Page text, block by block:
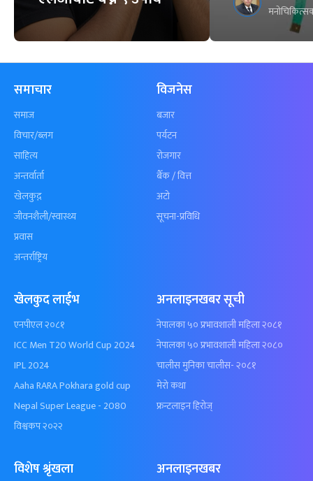
समाचार
समाज
विचार/ब्लग
साहित्य
अन्तर्वार्ता
खेलकुद़़
जीवनशैली/स्वास्थ्य
प्रवास
अन्तर्राष्ट्रिय
विजनेस
बजार
पर्यटन
रोजगार
बैँक / वित्त
अटो
सूचना-प्रविधि
खेलकुद लाईभ
एनपीएल २०८१
ICC Men T20 World Cup 2024
IPL 2024
Aaha RARA Pokhara gold cup
Nepal Super League - 2080
विश्वकप २०२२
अनलाइनखबर सूची
नेपालका ५० प्रभावशाली महिला २०८१
नेपालका ५० प्रभावशाली महिला २०८०
चालीस मुनिका चालीस- २०८१
मेरो कथा
फ्रन्टलाइन हिरोज्
विशेष श्रृंखला अनलाइनखबर